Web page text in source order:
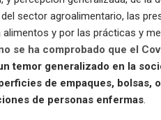
sector agroalimentario, las
y por las prácticas y
se ha comprobado que el
temor generalizado en la
de empaques, bolsas,
de personas enfermas.